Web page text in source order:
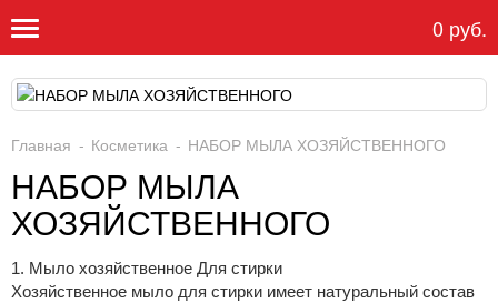
0 руб.
Главная Косметика НАБОР МЫЛА ХОЗЯЙСТВЕННОГО
НАБОР МЫЛА
ХОЗЯЙСТВЕННОГО
1. Мыло хозяйственное Для стирки
Хозяйственное мыло для стирки имеет натуральный состав